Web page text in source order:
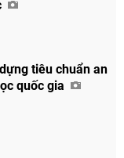
tiêu chuẩn an
quốc gia